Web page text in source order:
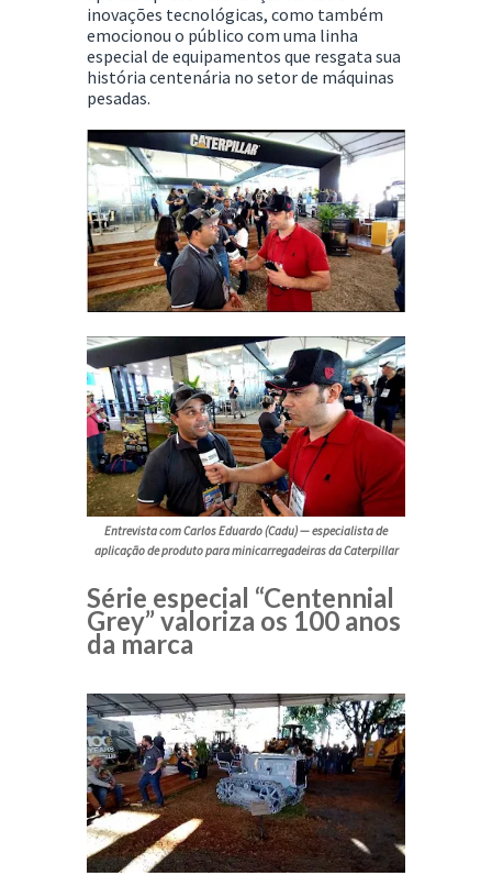
inovações tecnológicas, como também
emocionou o público com uma linha
especial de equipamentos que resgata sua
história centenária no setor de máquinas
pesadas.
Entrevista com Carlos Eduardo (Cadu)—especialista de
aplicação de produto para minicarregadeiras da Caterpillar
Série especial “Centennial
Grey” valoriza os 100 anos
da marca